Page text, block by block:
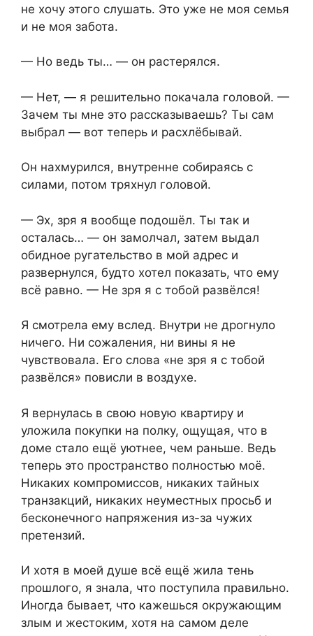
не хочу этого слушать. Это уже не моя семья
и не моя забота.
— Но ведь ты… — он растерялся.
— Нет, — я решительно покачала головой. —
Зачем ты мне это рассказываешь? Ты сам
выбрал — вот теперь и расхлёбывай.
Он нахмурился, внутренне собираясь с
силами, потом тряхнул головой.
— Эх, зря я вообще подошёл. Ты так и
осталась… — он замолчал, затем выдал
обидное ругательство в мой адрес и
развернулся, будто хотел показать, что ему
всё равно. — Не зря я с тобой развёлся!
Я смотрела ему вслед. Внутри не дрогнуло
ничего. Ни сожаления, ни вины я не
чувствовала. Его слова «не зря я с тобой
развёлся» повисли в воздухе.
Я вернулась в свою новую квартиру и
уложила покупки на полку, ощущая, что в
доме стало ещё уютнее, чем раньше. Ведь
теперь это пространство полностью моё.
Никаких компромиссов, никаких тайных
транзакций, никаких неуместных просьб и
бесконечного напряжения из-за чужих
претензий.
И хотя в моей душе всё ещё жила тень
прошлого, я знала, что поступила правильно.
Иногда бывает, что кажешься окружающим
злым и жестоким, хотя на самом деле